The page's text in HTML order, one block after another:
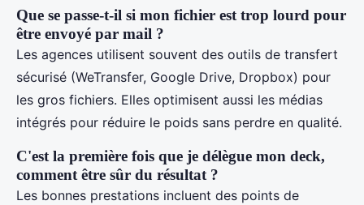
Que se passe-t-il si mon fichier est trop lourd pour
être envoyé par mail ?
Les agences utilisent souvent des outils de transfert
sécurisé (WeTransfer, Google Drive, Dropbox) pour
les gros fichiers. Elles optimisent aussi les médias
intégrés pour réduire le poids sans perdre en qualité.
C'est la première fois que je délègue mon deck,
comment être sûr du résultat ?
Les bonnes prestations incluent des points de